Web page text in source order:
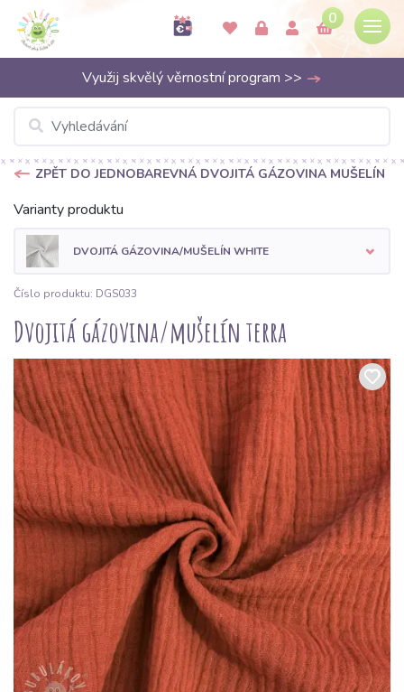
0
Využij skvělý věrnostní program >>
ZPĚT DO JEDNOBAREVNÁ DVOJITÁ GÁZOVINA MUŠELÍN
Varianty produktu
DVOJITÁ GÁZOVINA/MUŠELÍN WHITE
Číslo produktu: DGS033
Dvojitá gázovina/mušelín terra